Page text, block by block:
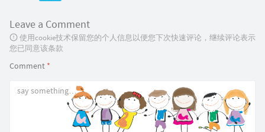
Leave a Comment
使用cookie技术保留您的个人信息以便您下次快速评论，继续评论表示
您已同意该条款
Comment *